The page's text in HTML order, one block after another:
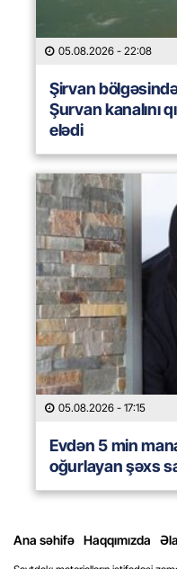
05.08.2026 - 22:08
Şirvan
Şurvan kanalını
elədi
05.08.2026 - 17:15
Evdən 5 min
oğurlayan şəxs
Ana səhifə Haqqımızda